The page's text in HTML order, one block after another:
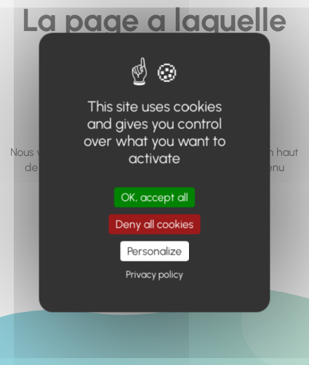
La page a laquelle
vous cherchez à
accéder n'existe
pas... ou plus.
Nous vous invitons à utiliser le moteur de recherche en haut
de page, ou à utiliser le menu pour trouver le contenu
Retour à l'accueil
This site uses cookies
and gives you control
over what you want to
activate
OK, accept all
Deny all cookies
Personalize
Privacy policy